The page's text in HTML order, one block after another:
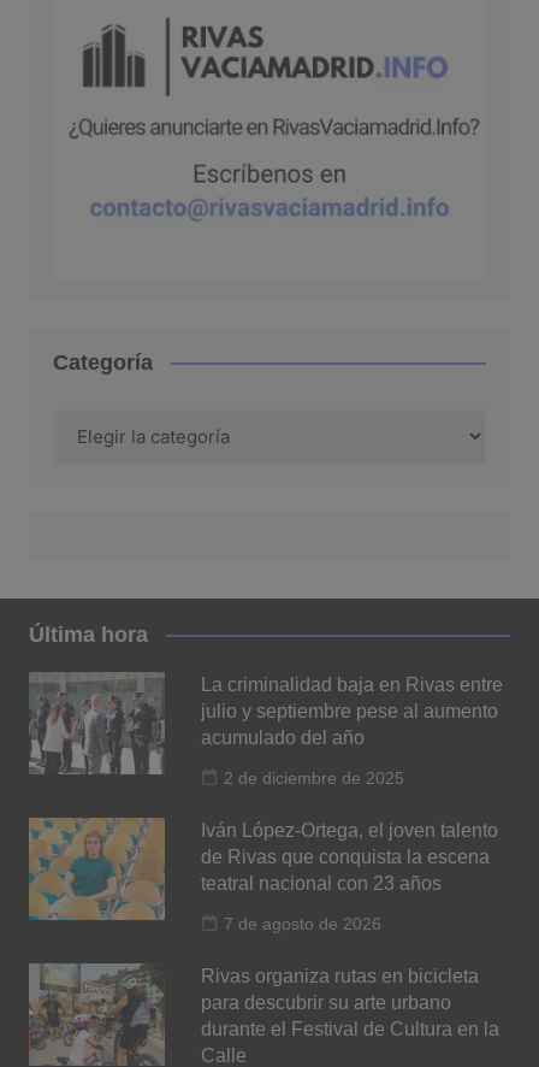
Categoría
Última hora
La criminalidad baja en Rivas entre
julio y septiembre pese al aumento
acumulado del año
2 de diciembre de 2025
Iván López-Ortega, el joven talento
de Rivas que conquista la escena
teatral nacional con 23 años
7 de agosto de 2026
Rivas organiza rutas en bicicleta
para descubrir su arte urbano
durante el Festival de Cultura en la
Calle